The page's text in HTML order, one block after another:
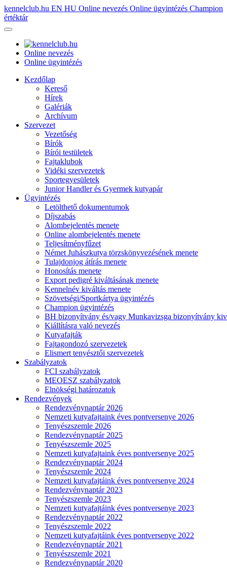
kennelclub.hu EN HU Online nevezés Online ügyintézés Champion
értéktár
Online nevezés
Online ügyintézés
Kezdőlap
Kereső
Hírek
Galériák
Archívum
Szervezet
Vezetőség
Bírók
Bírói testületek
Fajtaklubok
Vidéki szervezetek
Sportegyesületek
Junior Handler és Gyermek kutyapár
Ügyintézés
Letölthető dokumentumok
Díjszabás
Alombejelentés menete
Online alombejelentés menete
Teljesítményfűzet
Német Juhászkutya törzskönyvezésének menete
Tulajdonjog átírás menete
Honosítás menete
Export pedigré kiváltásának menete
Kennelnév kiváltás menete
Szövetségi/Sportkártya ügyintézés
Champion ügyintézés
BH bizonyítvány és/vagy Munkavizsga bizonyítvány
Kiállításra való nevezés
Kutyafajták
Fajtagondozó szervezetek
Elismert tenyésztői szervezetek
Szabályzatok
FCI szabályzatok
MEOESZ szabályzatok
Elnökségi határozatok
Rendezvények
Rendezvénynaptár 2026
Nemzeti kutyafajtaink éves pontversenye 2026
Tenyészszemle 2026
Rendezvénynaptár 2025
Tenyészszemle 2025
Nemzeti kutyafajtaink éves pontversenye 2025
Rendezvénynaptár 2024
Tenyészszemle 2024
Nemzeti kutyafajtáink éves pontversenye 2024
Rendezvénynaptár 2023
Tenyészszemle 2023
Nemzeti kutyafajtáink éves pontversenye 2023
Rendezvénynaptár 2022
Tenyészszemle 2022
Nemzeti kutyafajtáink éves pontversenye 2022
Rendezvénynaptár 2021
Tenyészszemle 2021
Rendezvénynaptár 2020